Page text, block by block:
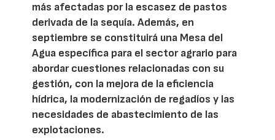
más afectadas por la escasez de pastos
derivada de la sequía. Además, en
septiembre se constituirá una Mesa del
Agua específica para el sector agrario para
abordar cuestiones relacionadas con su
gestión, con la mejora de la eficiencia
hídrica, la modernización de regadíos y las
necesidades de abastecimiento de las
explotaciones.